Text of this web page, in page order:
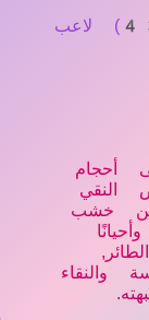
أحجام
النقي
من خشب
والنقاء